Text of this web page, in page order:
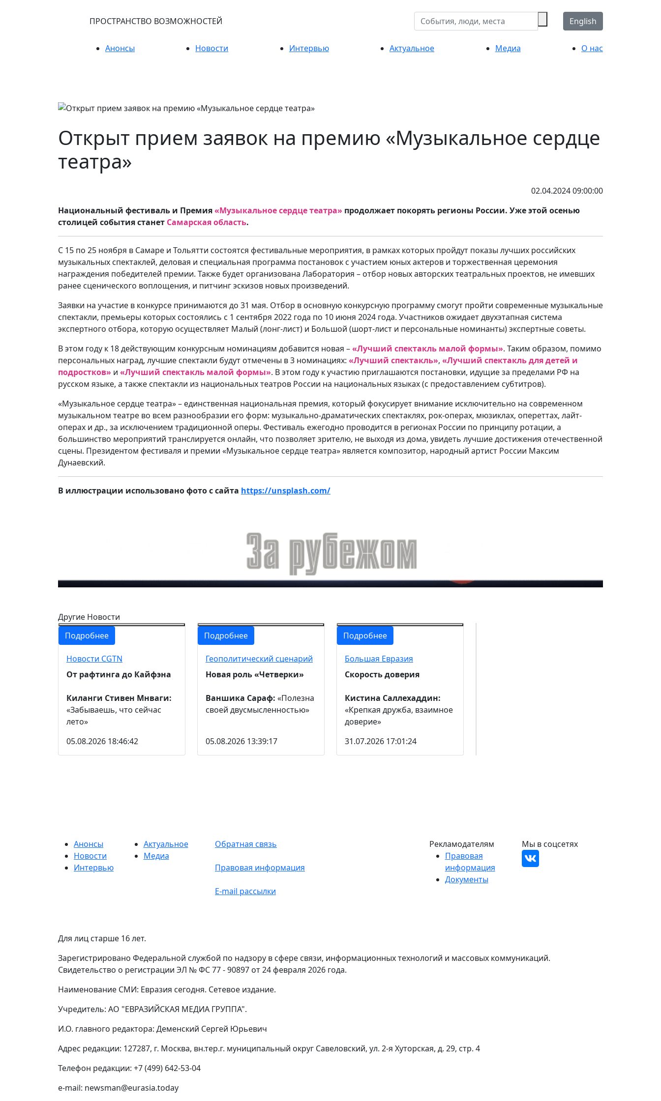
ПРОСТРАНСТВО ВОЗМОЖНОСТЕЙ English
Анонсы Новости Интервью Актуальное Медиа О нас
Открыт прием заявок на премию «Музыкальное сердце
театра»
02.04.2024 09:00:00
Национальный фестиваль и Премия«Музыкальное сердце театра» продолжает покорять регионы России. Уже этой осенью
столицей события станет Самарская область.
С 15 по 25 ноября в Самаре и Тольятти состоятся фестивальные мероприятия, в рамках которых пройдут показы лучших российских
музыкальных спектаклей, деловая и специальная программа постановок с участием юных актеров и торжественная церемония
награждения победителей премии. Также будет организована Лаборатория – отбор новых авторских театральных проектов, не имевших
ранее сценического воплощения, и питчинг эскизов новых произведений.
Заявки на участие в конкурсе принимаются до 31 мая. Отбор в основную конкурсную программу смогут пройти современные музыкальные
спектакли, премьеры которых состоялись с 1 сентября 2022 года по 10 июня 2024 года. Участников ожидает двухэтапная система
экспертного отбора, которую осуществляет Малый (лонг-лист) и Большой (шорт-лист и персональные номинанты) экспертные советы.
В этом году к 18 действующим конкурсным номинациям добавится новая –«Лучший спектакль малой формы». Таким образом, помимо
персональных наград, лучшие спектакли будут отмечены в 3 номинациях: «Лучший спектакль», «Лучший спектакль для детей и
подростков» и «Лучший спектакль малой формы». В этом году к участию приглашаются постановки, идущие за пределами РФ на
русском языке, а также спектакли из национальных театров России на национальных языках (с предоставлением субтитров).
«Музыкальное сердце театра» – единственная национальная премия, который фокусирует внимание исключительно на современном
музыкальном театре во всем разнообразии его форм: музыкально-драматических спектаклях, рок-операх, мюзиклах, опереттах, лайт-
операх и др., за исключением традиционной оперы. Фестиваль ежегодно проводится в регионах России по принципу ротации, а
большинство мероприятий транслируется онлайн, что позволяет зрителю, не выходя из дома, увидеть лучшие достижения отечественной
сцены. Президентом фестиваля и премии «Музыкальное сердце театра» является композитор, народный артист России Максим
Дунаевский.
В иллюстрации использовано фото с сайта https://unsplash.com/
Другие Новости
Подробнее
Новости CGTN
От рафтинга до Кайфэна
Киланги Стивен Мнваги:
«Забываешь, что сейчас
лето»
05.08.2026 18:46:42
Подробнее
Геополитический сценарий
Новая роль «Четверки»
Ваншика Сараф: «Полезна
своей двусмысленностью»
05.08.2026 13:39:17
Подробнее
Большая Евразия
Скорость доверия
Кистина Саллехаддин:
«Крепкая дружба, взаимное
доверие»
31.07.2026 17:01:24
Анонсы
Новости
Интервью
Актуальное
Медиа
Обратная связь
Правовая информация
E-mail рассылки
Рекламодателям
Правовая
информация
Документы
Мы в соцсетях
Для лиц старше 16 лет.
Зарегистрировано Федеральной службой по надзору в сфере связи, информационных технологий и массовых коммуникаций.
Свидетельство о регистрации ЭЛ № ФС 77 - 90897 от 24 февраля 2026 года.
Наименование СМИ: Евразия сегодня. Сетевое издание.
Учредитель: АО "ЕВРАЗИЙСКАЯ МЕДИА ГРУППА".
И.О. главного редактора: Деменский Сергей Юрьевич
Адрес редакции: 127287, г. Москва, вн.тер.г. муниципальный округ Савеловский, ул. 2-я Хуторская, д. 29, стр. 4
Телефон редакции: +7 (499) 642-53-04
e-mail: newsman@eurasia.today